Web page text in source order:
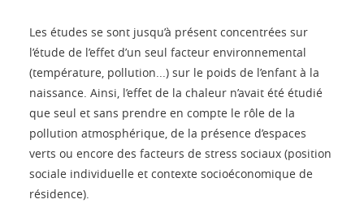
Les études se sont jusqu’à présent concentrées sur
l’étude de l’effet d’un seul facteur environnemental
(température, pollution...) sur le poids de l’enfant à la
naissance. Ainsi, l’effet de la chaleur n’avait été étudié
que seul et sans prendre en compte le rôle de la
pollution atmosphérique, de la présence d’espaces
verts ou encore des facteurs de stress sociaux (position
sociale individuelle et contexte socioéconomique de
résidence).